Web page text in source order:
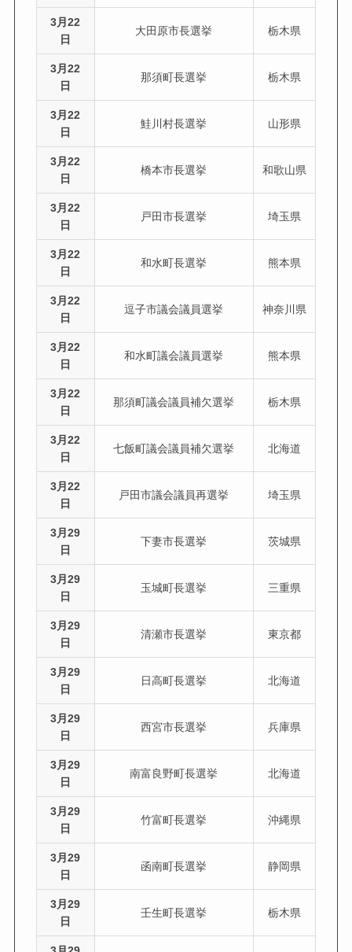
3月22
日
大田原市長選挙 栃木県
3月22
日
那須町長選挙 栃木県
3月22
日
鮭川村長選挙 山形県
3月22
日
橋本市長選挙 和歌山県
3月22
日
戸田市長選挙 埼玉県
3月22
日
和水町長選挙 熊本県
3月22
日
逗子市議会議員選挙 神奈川県
3月22
日
和水町議会議員選挙 熊本県
3月22
日
那須町議会議員補欠選挙 栃木県
3月22
日
七飯町議会議員補欠選挙 北海道
3月22
日
戸田市議会議員再選挙 埼玉県
3月29
日
下妻市長選挙 茨城県
3月29
日
玉城町長選挙 三重県
3月29
日
清瀬市長選挙 東京都
3月29
日
日高町長選挙 北海道
3月29
日
西宮市長選挙 兵庫県
3月29
日
南富良野町長選挙 北海道
3月29
日
竹富町長選挙 沖縄県
3月29
日
函南町長選挙 静岡県
3月29
日
壬生町長選挙 栃木県